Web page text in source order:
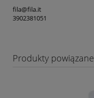
fila@fila.it
3902381051
Produkty powiązane